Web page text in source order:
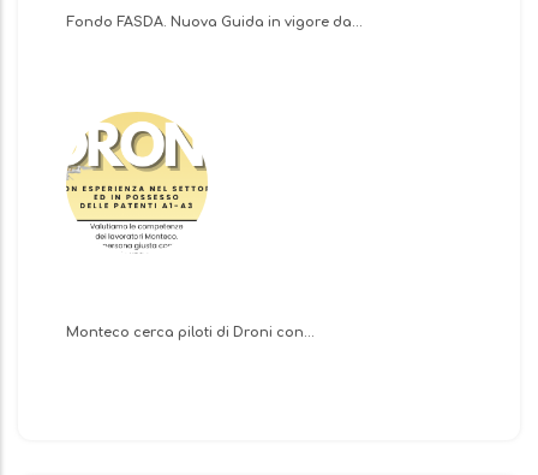
Fondo FASDA. Nuova Guida in vigore da…
Monteco cerca piloti di Droni con…